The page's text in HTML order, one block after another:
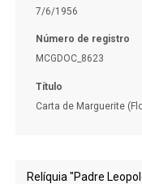
7/6/1956
Número de registro
MCGDOC_8623
Título
Carta de Marguerite
Relíquia "Padre